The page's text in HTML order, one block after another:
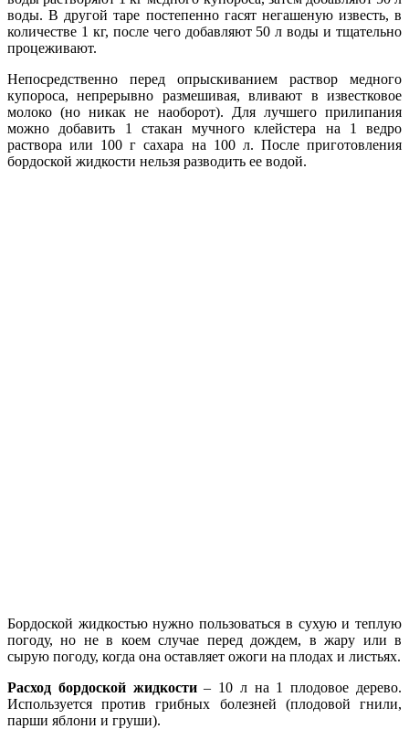
воды. В другой таре постепенно гасят негашеную известь, в
количестве 1 кг, после чего добавляют 50 л воды и тщательно
процеживают.
Непосредственно перед опрыскиванием раствор медного
купороса, непрерывно размешивая, вливают в известковое
молоко (но никак не наоборот). Для лучшего прилипания
можно добавить 1 стакан мучного клейстера на 1 ведро
раствора или 100 г сахара на 100 л. После приготовления
бордоской жидкости нельзя разводить ее водой.
Бордоской жидкостью нужно пользоваться в сухую и теплую
погоду, но не в коем случае перед дождем, в жару или в
сырую погоду, когда она оставляет ожоги на плодах и листьях.
Расход бордоской жидкости– 10 л на 1 плодовое дерево.
Используется против грибных болезней (плодовой гнили,
парши яблони и груши).